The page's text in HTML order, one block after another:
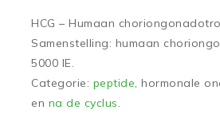
HCG – Humaan
Samenstelling: humaan
5000 IE.
Categorie: peptide, hormonale
en na de cyclus.